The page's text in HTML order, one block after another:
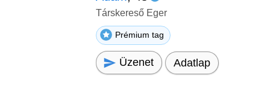
Társkereső Eger
Prémium tag
Üzenet Adatlap